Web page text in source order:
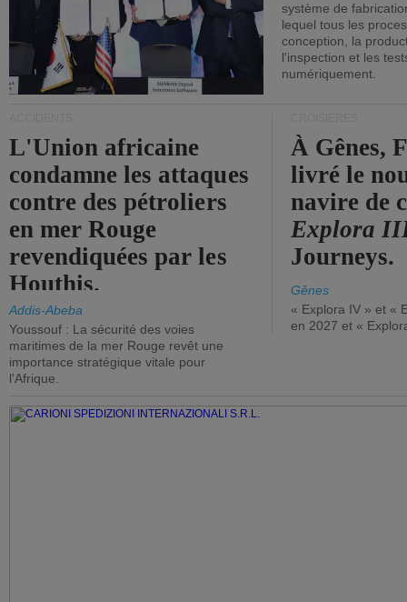
système de
lequel tous les
conception, la
l'inspection et les
numériquement.
L'Union africaine
condamne les attaques
contre des pétroliers
en mer Rouge
revendiquées par les
Houthis.
Addis-Abeba
Youssouf : La sécurité des voies
maritimes de la mer Rouge revêt une
importance stratégique vitale pour
l'Afrique.
À Gênes,
livré le
navire de
Explora
Journeys.
Gênes
« Explora IV » et «
en 2027 et «